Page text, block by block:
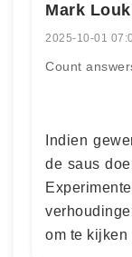
Mark
2025-10-01
Count
Indien
de saus
om te kijken